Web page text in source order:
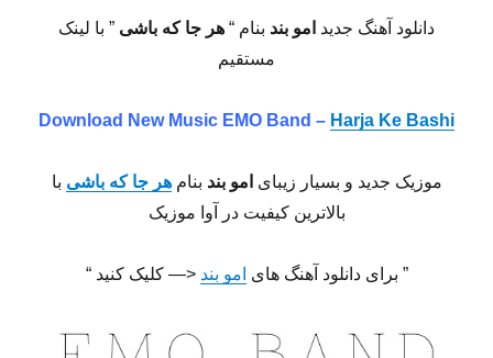
دانلود آهنگ جدید امو بند بنام “ هر جا که باشی ” با لینک
مستقیم
Download New Music EMO Band – Harja Ke Bashi
موزیک جدید و بسیار زیبای امو بند بنامهر جا که باشی با
بالاترین کیفیت در آوا موزیک
” برای دانلود آهنگ های امو بند <— کلیک کنید “